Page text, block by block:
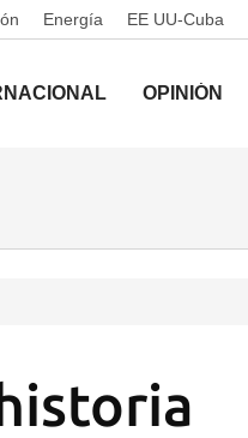
Energía EE UU-Cuba
OPINIÓN